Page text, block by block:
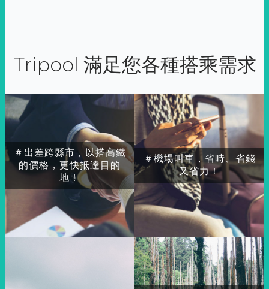
Tripool 滿足您各種搭乘需求
＃出差跨縣市，以搭高鐵
的價格，更快抵達目的
地！
＃機場叫車，省時、省錢
又省力！